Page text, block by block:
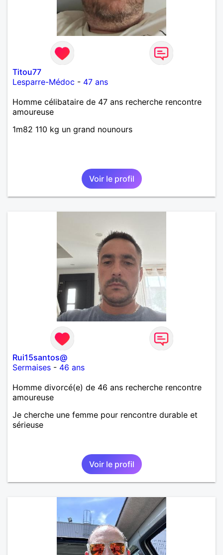
Titou77
Lesparre-Médoc - 47 ans
Homme célibataire de 47 ans recherche rencontre
amoureuse
1m82 110 kg un grand nounours
Voir le profil
Rui15santos@
Sermaises - 46 ans
Homme divorcé(e) de 46 ans recherche rencontre
amoureuse
Je cherche une femme pour rencontre durable et
sérieuse
Voir le profil